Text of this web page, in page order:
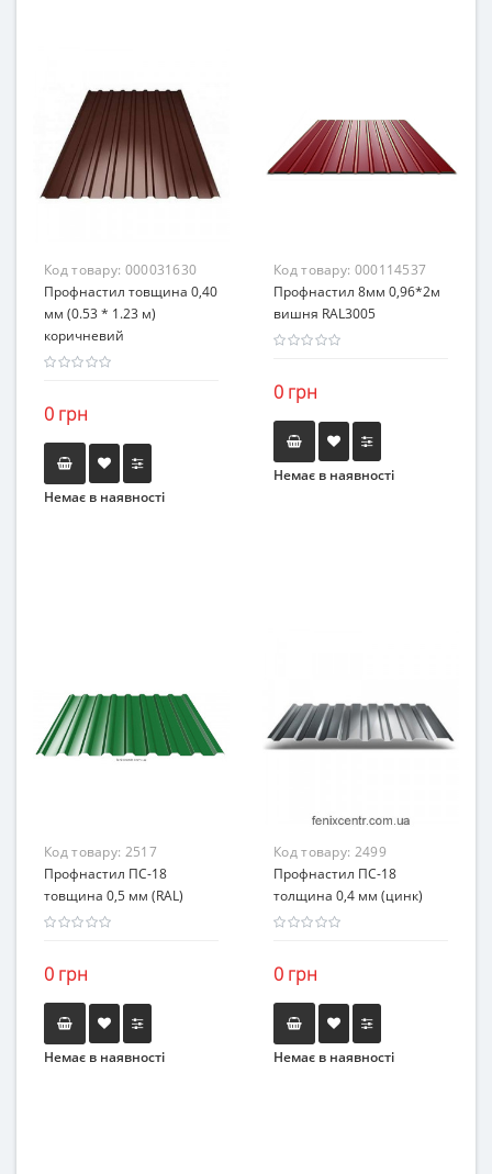
Код товару: 000031630
Профнастил товщина 0,40
мм (0.53 * 1.23 м)
коричневий
0 грн
Немає в наявності
Код товару: 000114537
Профнастил 8мм 0,96*2м
вишня RAL3005
0 грн
Немає в наявності
Код товару: 2517
Профнастил ПС-18
товщина 0,5 мм (RAL)
0 грн
Немає в наявності
Код товару: 2499
Профнастил ПС-18
толщина 0,4 мм (цинк)
0 грн
Немає в наявності